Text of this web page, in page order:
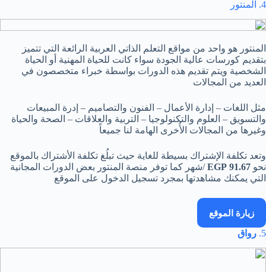
4. المنتور
المنتور هو واحد من مواقع التعلم الذاتي العربية الرائعة التي تتميز
بتقديم كورسات عالية الجودة سواء كانت للحياة المهنية أو الحياة
الشخصية ويتم تقديم هذه الدورات بواسطة خبراء متخصصون في
العديد من المجالات
مثل اللغات – إدارة الأعمال – الفنون والتصاميم – إدرة المبيعات
والتسويق – العلوم والتكنولوجيا – التربية والعلاقات – الصحة والحياة
وغيرها من المجالات الأُخرى الهامة لنا جميعاً
وتعد تكلفة الإشتراك بسيطة للغاية حيث تبلُغ تكلفة الأشتراك بالموقع
نحو 91.67 EGP
/شهر كما توفر منصة المنتور بعض الدورات المجانية
التي يمكنك مشاهدتها بمجرد تسجيل الدخول على الموقع
زيارة الموقع
5. رواق